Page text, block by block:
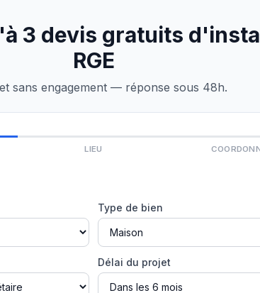
3 devis gratuits
RGE
sans engagement — réponse sous 48h.
LIEU
Type de bien
Délai du projet